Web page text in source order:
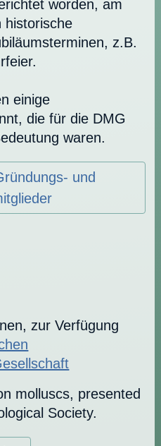
worden, am
historische
z.B.
einige
die für die DMG
waren.
und
zur Verfügung
molluscs, presented
Society.